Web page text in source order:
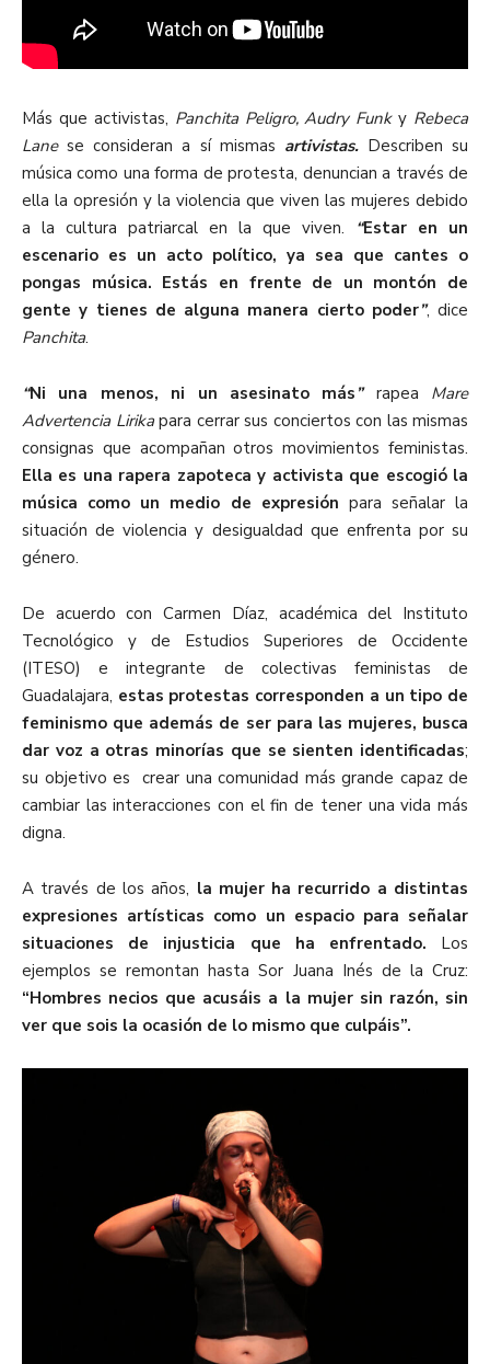
Más que activistas, Panchita Peligro, Audry Funky Rebeca
Lanese consideran a sí mismas artivistas.Describen su
música como una forma de protesta, denuncian a través de
ella la opresión y la violencia que viven las mujeres debido
a la cultura patriarcal en la que viven. “Estar en un
escenario es un acto político, ya sea que cantes o
pongas música. Estás en frente de un montón de
gente y tienes de alguna manera cierto poder”, dice
Panchita.
“Ni una menos, ni un asesinato más ”rapea Mare
Advertencia Lirikapara cerrar sus conciertos con las mismas
consignas que acompañan otros movimientos feministas.
Ella es una rapera zapoteca y activista que escogió la
música como un medio de expresión para señalar la
situación de violencia y desigualdad que enfrenta por su
género.
De acuerdo con Carmen Díaz, académica del Instituto
Tecnológico y de Estudios Superiores de Occidente
(ITESO) e integrante de colectivas feministas de
Guadalajara, estas protestas corresponden a un tipo de
feminismo que además de ser para las mujeres, busca
dar voz a otras minorías que se sienten identificadas;
su objetivo es crear una comunidad más grande capaz de
cambiar las interacciones con el fin de tener una vida más
digna.
A través de los años, la mujer ha recurrido a distintas
expresiones artísticas como un espacio para señalar
situaciones de injusticia que ha enfrentado. Los
ejemplos se remontan hasta Sor Juana Inés de la Cruz:
“Hombres necios que acusáis a la mujer sin razón, sin
ver que sois la ocasión de lo mismo que culpáis”.